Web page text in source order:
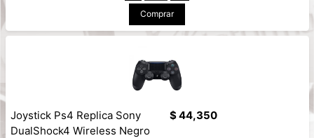
Comprar
Joystick Ps4 Replica Sony
DualShock4 Wireless Negro
$ 44,350